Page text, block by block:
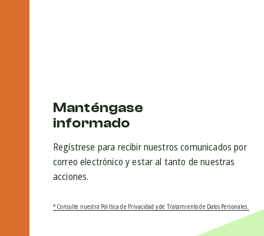
Manténgase
informado
Regístrese para recibir nuestros comunicados por
correo electrónico y estar al tanto de nuestras
acciones.
* Consulte nuestra Política de Privacidad y de Tratamiento de Datos Personales.